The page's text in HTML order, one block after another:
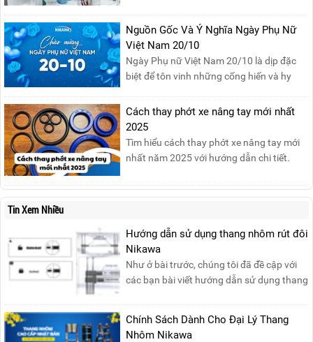
sản, giảm thiểu nguy cơ cháy nổ phòng thí
nghiệm.
Nguồn Gốc Và Ý Nghĩa Ngày Phụ Nữ
Việt Nam 20/10
Ngày Phụ nữ Việt Nam 20/10 là dịp đặc
biệt để tôn vinh những cống hiến và hy
Khởi nguồn từ sự ra đời của Hội Phụ nữ
phản đế Việt Nam vào năm 1930, ngày
này không chỉ ghi nhận vai trò quan trọng
của phụ nữ ...
Cách thay phớt xe nâng tay mới nhất
2025
Tìm hiểu cách thay phớt xe nâng tay mới
nhất năm 2025 với hướng dẫn chi tiết.
phớt đúng cách, giúp xe nâng hoạt động
Tin Xem Nhiều
Hướng dẫn sử dụng thang nhôm rút đôi
Nikawa
Như ở bài trước, chúng tôi đã đề cập với
các bạn bài viết hướng dẫn sử dụng thang
Chính Sách Dành Cho Đại Lý Thang
Nhôm Nikawa